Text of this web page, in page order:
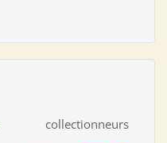
collectionneurs